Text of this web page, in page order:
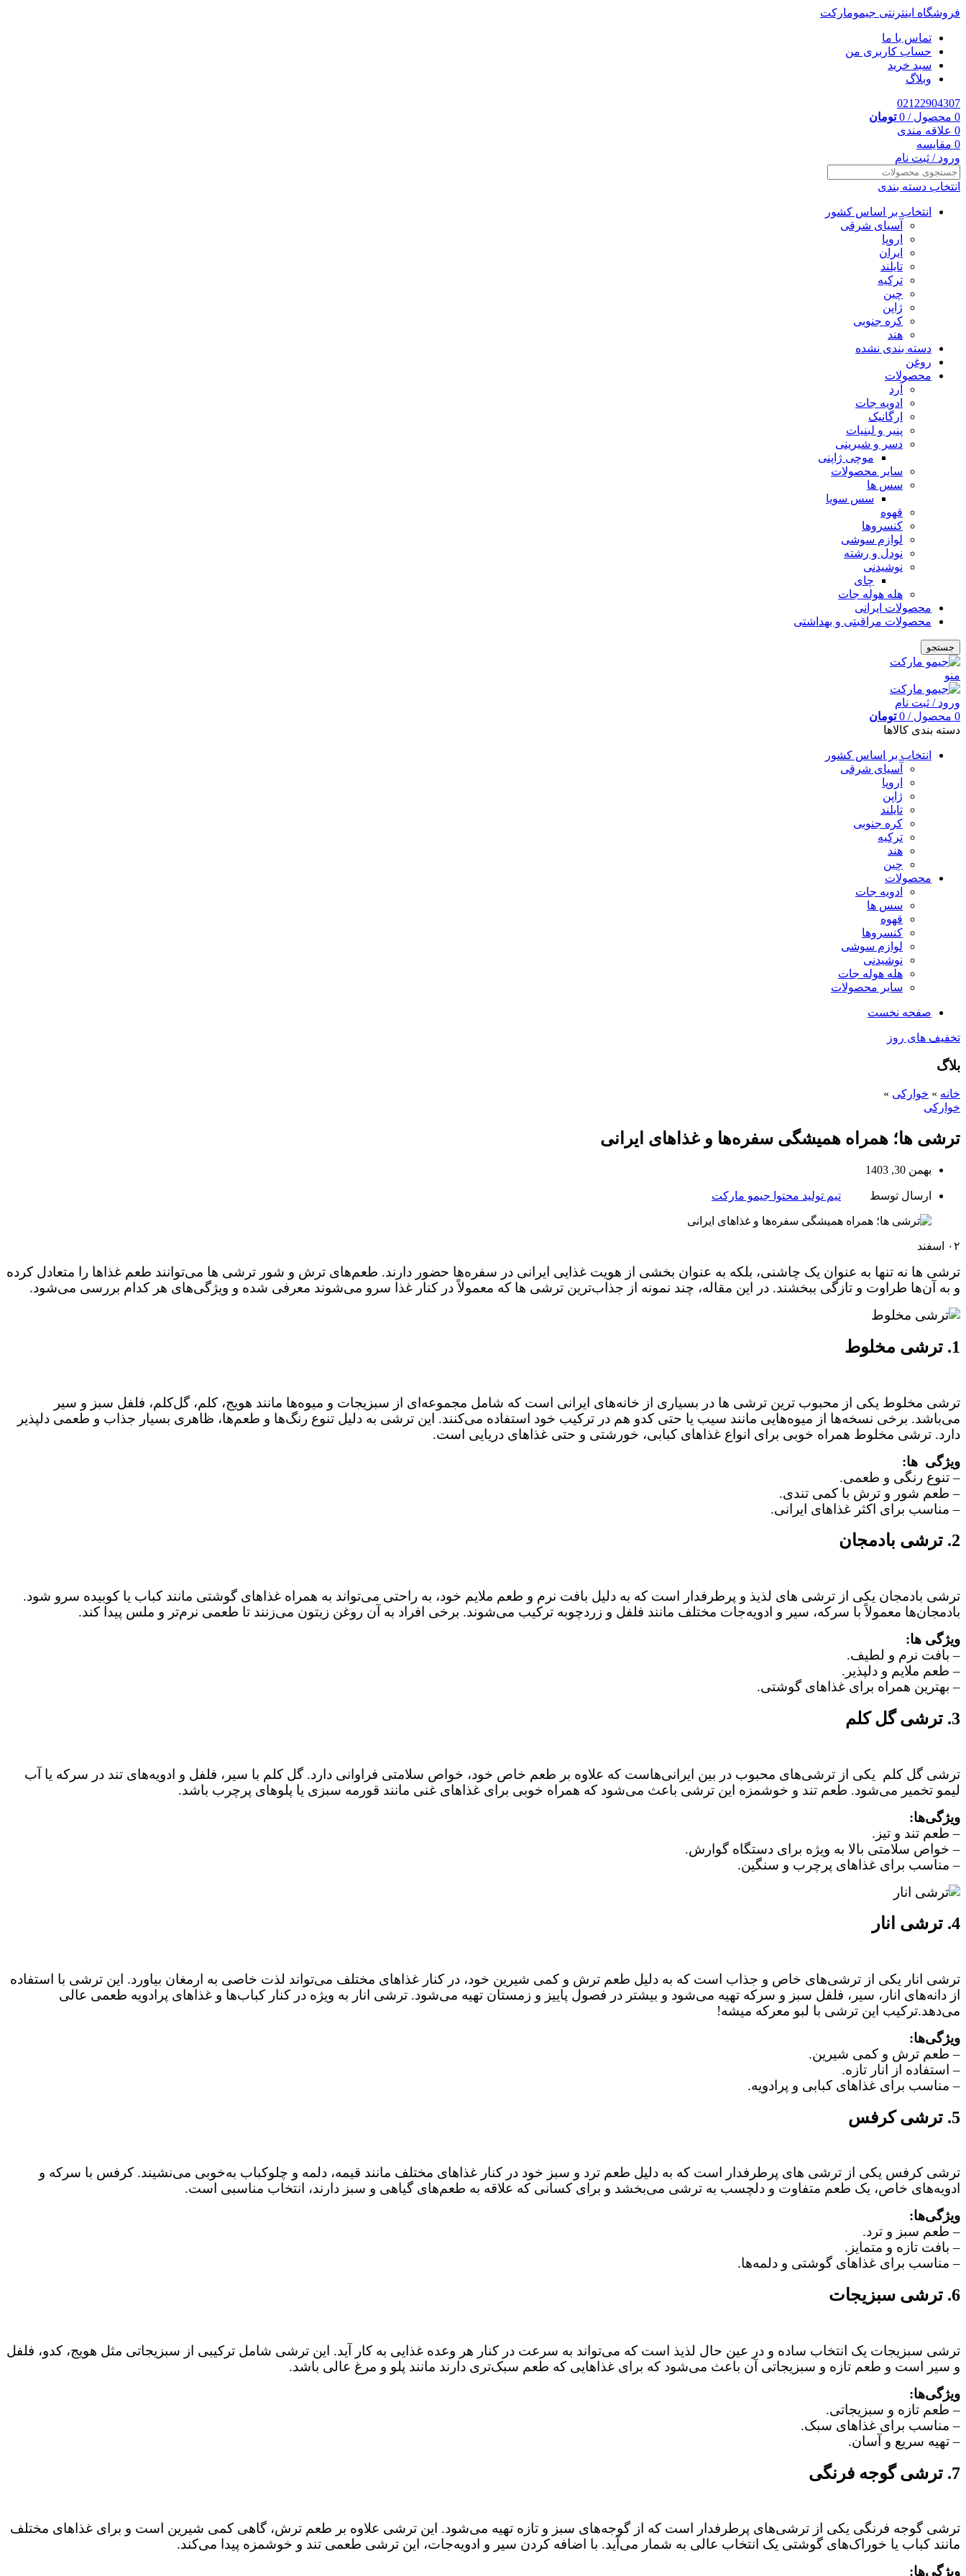
فروشگاه اینترنتی جیمومارکت
تماس با ما
حساب کاربری من
سبد خرید
وبلاگ
02122904307
0 محصول /
0 تومان
0 علاقه مندی
0 مقایسه
ورود / ثبت نام
انتخاب دسته بندی
انتخاب بر اساس کشور
آسیای شرقی
اروپا
ایران
تایلند
ترکیه
چین
ژاپن
کره جنوبی
هند
دسته بندی نشده
روغن
محصولات
آرد
ادویه جات
ارگانیک
پنیر و لبنیات
دسر و شیرینی
موچی ژاپنی
سایر محصولات
سس ها
سس سویا
قهوه
کنسروها
لوازم سوشی
نودل و رشته
نوشیدنی
چای
هله هوله جات
محصولات ایرانی
محصولات مراقبتی و بهداشتی
جستجو
منو
ورود / ثبت نام
0 محصول /
0 تومان
دسته بندی کالاها
انتخاب بر اساس کشور
آسیای شرقی
اروپا
ژاپن
تایلند
کره جنوبی
ترکیه
هند
چین
محصولات
ادویه جات
سس ها
قهوه
کنسروها
لوازم سوشی
نوشیدنی
هله هوله جات
سایر محصولات
صفحه نخست
تخفیف های روز
بلاگ
خانه » خوارکی »
خوارکی
ترشی ها؛ همراه همیشگی سفره‌ها و غذاهای ایرانی
بهمن 30, 1403
ارسال توسط تیم تولید محتوا جیمو مارکت
۰۲ اسفند
ترشی‌ ها نه تنها به عنوان یک چاشنی، بلکه به عنوان بخشی از هویت غذایی ایرانی در سفره‌ها حضور دارند. طعم‌های ترش و شور ترشی ها می‌توانند طعم غذاها را متعادل کرده
و به آن‌ها طراوت و تازگی ببخشند. در این مقاله، چند نمونه از جذاب‌ترین ترشی ها که معمولاً در کنار غذا سرو می‌شوند معرفی شده و ویژگی‌های هر کدام بررسی می‌شود.
1. ترشی مخلوط
ترشی مخلوط یکی از محبوب‌ ترین ترشی ها در بسیاری از خانه‌های ایرانی است که شامل مجموعه‌ای از سبزیجات و میوه‌ها مانند هویج، کلم، گل‌کلم، فلفل سبز و سیر
می‌باشد. برخی نسخه‌ها از میوه‌هایی مانند سیب یا حتی کدو هم در ترکیب خود استفاده می‌کنند. این ترشی به دلیل تنوع رنگ‌ها و طعم‌ها، ظاهری بسیار جذاب و طعمی دلپذیر
دارد. ترشی مخلوط همراه خوبی برای انواع غذاهای کبابی، خورشتی و حتی غذاهای دریایی است.
ویژگی‌ ها:
– تنوع رنگی و طعمی.
– طعم شور و ترش با کمی تندی.
– مناسب برای اکثر غذاهای ایرانی.
2. ترشی بادمجان
ترشی بادمجان یکی از ترشی‌ های لذیذ و پرطرفدار است که به دلیل بافت نرم و طعم ملایم خود، به‌ راحتی می‌تواند به همراه غذاهای گوشتی مانند کباب یا کوبیده سرو شود.
بادمجان‌ها معمولاً با سرکه، سیر و ادویه‌جات مختلف مانند فلفل و زردچوبه ترکیب می‌شوند. برخی افراد به آن روغن زیتون می‌زنند تا طعمی نرم‌تر و ملس پیدا کند.
ویژگی‌ ها:
– بافت نرم و لطیف.
– طعم ملایم و دلپذیر.
– بهترین همراه برای غذاهای گوشتی.
3. ترشی گل کلم
ترشی گل کلم یکی از ترشی‌های محبوب در بین ایرانی‌هاست که علاوه بر طعم خاص خود، خواص سلامتی فراوانی دارد. گل کلم با سیر، فلفل و ادویه‌های تند در سرکه یا آب
لیمو تخمیر می‌شود. طعم تند و خوشمزه این ترشی باعث می‌شود که همراه خوبی برای غذاهای غنی مانند قورمه‌ سبزی یا پلوهای پرچرب باشد.
ویژگی‌ها:
– طعم تند و تیز.
– خواص سلامتی بالا به‌ ویژه برای دستگاه گوارش.
– مناسب برای غذاهای پرچرب و سنگین.
4. ترشی انار
ترشی انار یکی از ترشی‌های خاص و جذاب است که به دلیل طعم ترش و کمی شیرین خود، در کنار غذاهای مختلف می‌تواند لذت خاصی به ارمغان بیاورد. این ترشی با استفاده
از دانه‌های انار، سیر، فلفل سبز و سرکه تهیه می‌شود و بیشتر در فصول پاییز و زمستان تهیه می‌شود. ترشی انار به ویژه در کنار کباب‌ها و غذاهای پرادویه طعمی عالی
می‌دهد.ترکیب این ترشی با لبو معرکه میشه!
ویژگی‌ها:
– طعم ترش و کمی شیرین.
– استفاده از انار تازه.
– مناسب برای غذاهای کبابی و پرادویه.
5. ترشی کرفس
ترشی کرفس یکی از ترشی‌ های پرطرفدار است که به دلیل طعم ترد و سبز خود در کنار غذاهای مختلف مانند قیمه، دلمه و چلوکباب به‌خوبی می‌نشیند. کرفس با سرکه و
ادویه‌های خاص، یک طعم متفاوت و دلچسب به ترشی می‌بخشد و برای کسانی که علاقه به طعم‌های گیاهی و سبز دارند، انتخاب مناسبی است.
ویژگی‌ها:
– طعم سبز و ترد.
– بافت تازه و متمایز.
– مناسب برای غذاهای گوشتی و دلمه‌ها.
6. ترشی سبزیجات
ترشی سبزیجات یک انتخاب ساده و در عین حال لذیذ است که می‌تواند به سرعت در کنار هر وعده غذایی به کار آید. این ترشی شامل ترکیبی از سبزیجاتی مثل هویج، کدو، فلفل
و سیر است و طعم تازه و سبزیجاتی آن باعث می‌شود که برای غذاهایی که طعم سبک‌تری دارند مانند پلو و مرغ عالی باشد.
ویژگی‌ها:
– طعم تازه و سبزیجاتی.
– مناسب برای غذاهای سبک.
– تهیه سریع و آسان.
7. ترشی گوجه‌ فرنگی
ترشی گوجه‌ فرنگی یکی از ترشی‌های پرطرفدار است که از گوجه‌های سبز و تازه تهیه می‌شود. این ترشی علاوه بر طعم ترش، گاهی کمی شیرین است و برای غذاهای مختلف
مانند کباب یا خوراک‌های گوشتی یک انتخاب عالی به شمار می‌آید. با اضافه کردن سیر و ادویه‌جات، این ترشی طعمی تند و خوشمزه پیدا می‌کند.
ویژگی‌ها: